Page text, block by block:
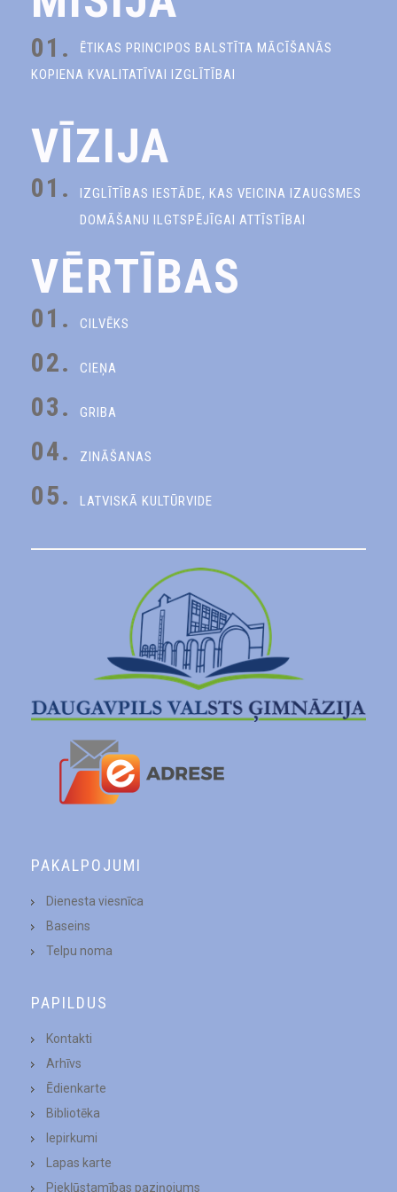
01.
ĒTIKAS PRINCIPOS BALSTĪTA MĀCĪŠANĀS
KOPIENA KVALITATĪVAI IZGLĪTĪBAI
VĪZIJA
01.
IZGLĪTĪBAS IESTĀDE, KAS VEICINA IZAUGSMES
DOMĀŠANU ILGTSPĒJĪGAI ATTĪSTĪBAI
VĒRTĪBAS
01. CILVĒKS
02. CIEŅA
03. GRIBA
04. ZINĀŠANAS
05. LATVISKĀ KULTŪRVIDE
PAKALPOJUMI
Dienesta viesnīca
Baseins
Telpu noma
PAPILDUS
Kontakti
Arhīvs
Ēdienkarte
Bibliotēka
Iepirkumi
Lapas karte
Piekļūstamības paziņojums